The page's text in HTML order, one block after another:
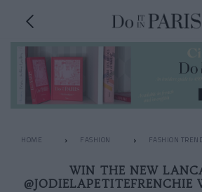
HOME FASHION FASHION
WIN THE NEW